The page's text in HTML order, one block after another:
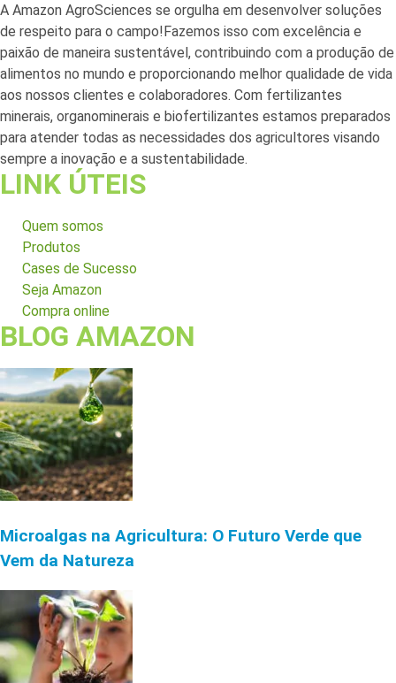
A Amazon AgroSciences se orgulha em desenvolver soluções
de respeito para o campo!Fazemos isso com excelência e
paixão de maneira sustentável, contribuindo com a produção de
alimentos no mundo e proporcionando melhor qualidade de vida
aos nossos clientes e colaboradores. Com fertilizantes
minerais, organominerais e biofertilizantes estamos preparados
para atender todas as necessidades dos agricultores visando
sempre a inovação e a sustentabilidade.
LINK ÚTEIS
Quem somos
Produtos
Cases de Sucesso
Seja Amazon
Compra online
BLOG AMAZON
Microalgas na Agricultura: O Futuro Verde que
Vem da Natureza